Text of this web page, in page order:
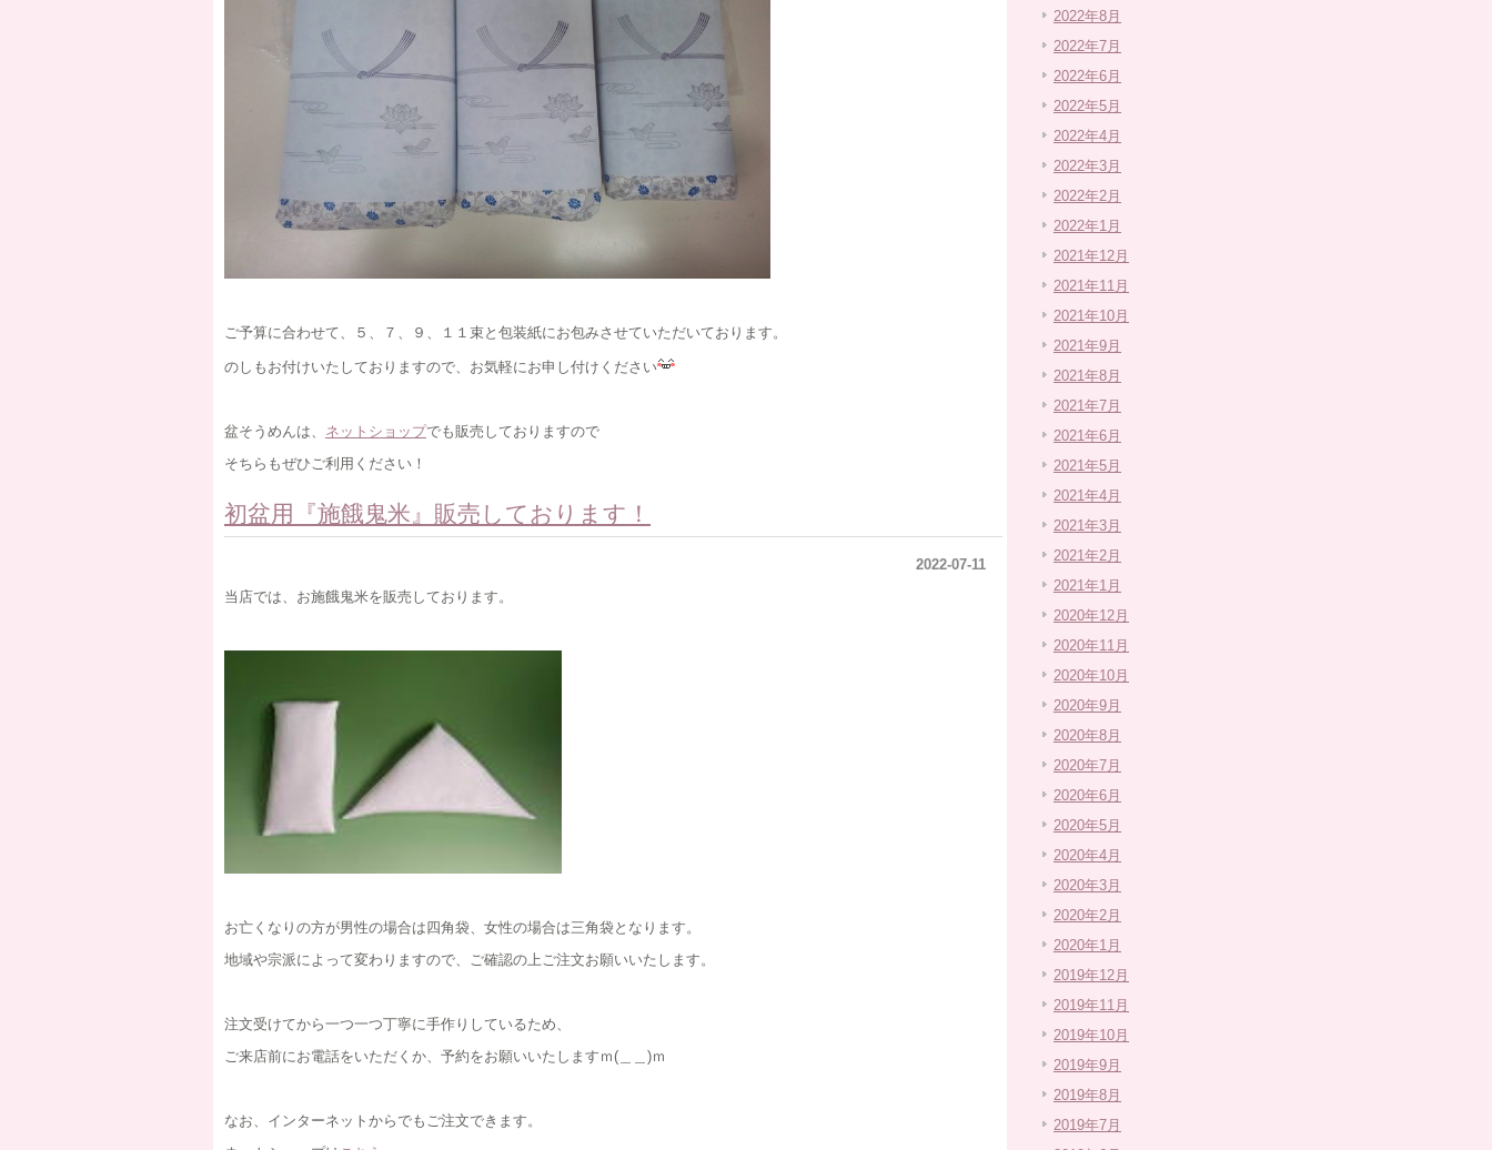
ご予算に合わせて、５、７、９、１１束と包装紙にお包みさせていただいております。
のしもお付けいたしておりますので、お気軽にお申し付けください
盆そうめんは、 ネットショップでも販売しておりますので
そちらもぜひご利用ください！
初盆用『施餓鬼米』販売しております！
2022-07-11
当店では、お施餓鬼米を販売しております。
お亡くなりの方が男性の場合は四角袋、女性の場合は三角袋となります。
地域や宗派によって変わりますので、ご確認の上ご注文お願いいたします。
注文受けてから一つ一つ丁寧に手作りしているため、
ご来店前にお電話をいただくか、予約をお願いいたしますｍ(＿＿)ｍ
なお、インターネットからでもご注文できます。
2022年8月
2022年7月
2022年6月
2022年5月
2022年4月
2022年3月
2022年2月
2022年1月
2021年12月
2021年11月
2021年10月
2021年9月
2021年8月
2021年7月
2021年6月
2021年5月
2021年4月
2021年3月
2021年2月
2021年1月
2020年12月
2020年11月
2020年10月
2020年9月
2020年8月
2020年7月
2020年6月
2020年5月
2020年4月
2020年3月
2020年2月
2020年1月
2019年12月
2019年11月
2019年10月
2019年9月
2019年8月
2019年7月